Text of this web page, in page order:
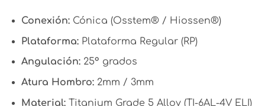
Conexión:Cónica (Osstem® / Hiossen®)
Plataforma:Plataforma Regular (RP)
Angulación:25° grados
Atura Hombro:2mm / 3mm
Material:Titanium Grade 5 Alloy (TI-6AL-4V ELI)